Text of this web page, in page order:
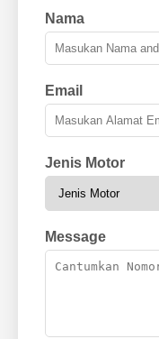
Nama
Email
Jenis Motor
Message